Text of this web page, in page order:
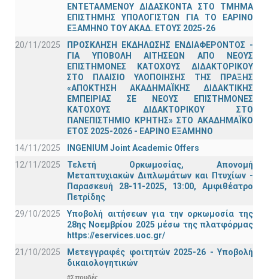
ΕΝΤΕΤΑΛΜΕΝΟΥ ΔΙΔΑΣΚΟΝΤΑ ΣΤΟ ΤΜΗΜΑ
ΕΠΙΣΤΗΜΗΣ ΥΠΟΛΟΓΙΣΤΩΝ ΓΙΑ ΤΟ ΕΑΡΙΝΟ
ΕΞΑΜΗΝΟ ΤΟΥ ΑΚΑΔ. ΕΤΟΥΣ 2025-26
20/11/2025
ΠΡΟΣΚΛΗΣΗ ΕΚΔΗΛΩΣΗΣ ΕΝΔΙΑΦΕΡΟΝΤΟΣ -
ΓΙΑ ΥΠΟΒΟΛΗ ΑΙΤΗΣΕΩΝ ΑΠΟ ΝΕΟΥΣ
ΕΠΙΣΤΗΜΟΝΕΣ ΚΑΤΟΧΟΥΣ ΔΙΔΑΚΤΟΡΙΚΟΥ
ΣΤΟ ΠΛΑΙΣΙΟ ΥΛΟΠΟΙΗΣΗΣ ΤΗΣ ΠΡΑΞΗΣ
«ΑΠΟΚΤΗΣΗ ΑΚΑΔΗΜΑΪΚΗΣ ΔΙΔΑΚΤΙΚΗΣ
ΕΜΠΕΙΡΙΑΣ ΣΕ ΝΕΟΥΣ ΕΠΙΣΤΗΜΟΝΕΣ
ΚΑΤΟΧΟΥΣ ΔΙΔΑΚΤΟΡΙΚΟΥ ΣΤΟ
ΠΑΝΕΠΙΣΤΗΜΙΟ ΚΡΗΤΗΣ» ΣΤΟ ΑΚΑΔΗΜΑΪΚΟ
ΕΤΟΣ 2025-2026 - ΕΑΡΙΝΟ ΕΞΑΜΗΝΟ
14/11/2025
INGENIUM Joint Academic Offers
12/11/2025
Τελετή Ορκωμοσίας, Απονομή
Μεταπτυχιακών Διπλωμάτων και Πτυχίων -
Παρασκευή 28-11-2025, 13:00, Αμφιθέατρο
Πετρίδης
29/10/2025
Υποβολή αιτήσεων για την ορκωμοσία της
28ης Νοεμβρίου 2025 μέσω της πλατφόρμας
https://eservices.uoc.gr/
21/10/2025
Μετεγγραφές φοιτητών 2025-26 - Υποβολή
δικαιολογητικών
#Σπουδές